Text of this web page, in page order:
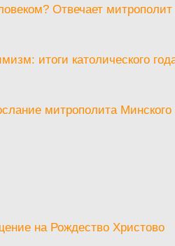
Отвечает
итоги католического
митрополита Минского
на Рождество Христово